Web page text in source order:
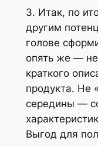
3. Итак, по
другим
голове
опять же — не
краткого
продукта. Не
середины —
Выгод для